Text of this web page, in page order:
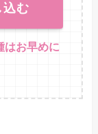
む
はお早めに